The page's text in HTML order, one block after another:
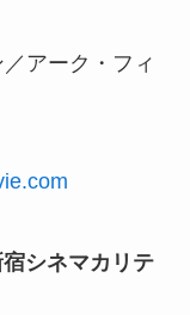
アーク・フィ
シネマカリテ